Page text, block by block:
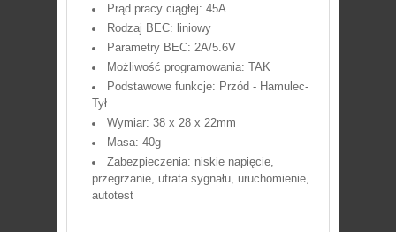
Prąd pracy ciągłej: 45A
Rodzaj BEC: liniowy
Parametry BEC: 2A/5.6V
Możliwość programowania: TAK
Podstawowe funkcje: Przód - Hamulec-
Tył
Wymiar: 38 x 28 x 22mm
Masa: 40g
Zabezpieczenia: niskie napięcie,
przegrzanie, utrata sygnału, uruchomienie,
autotest